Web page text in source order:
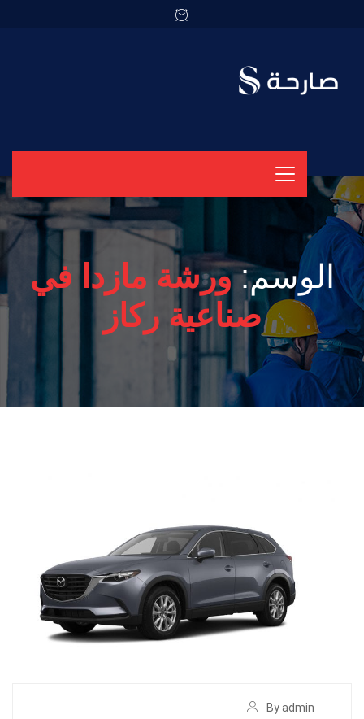
الوسم:ورشة مازدا في
صناعية ركاز
By admin